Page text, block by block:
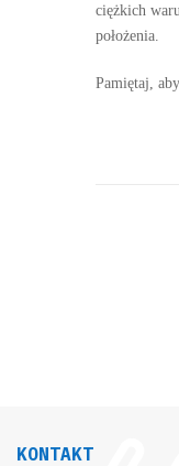
ciężkich
położenia.
Pamiętaj,
KONTAKT